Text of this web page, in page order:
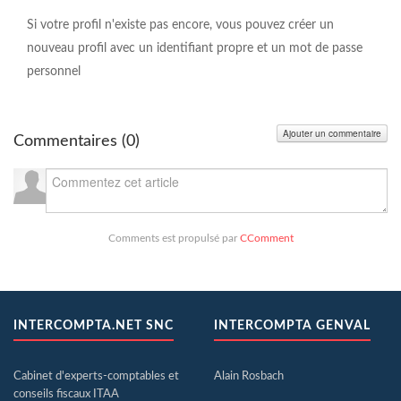
Si votre profil n'existe pas encore, vous pouvez créer un
nouveau profil avec un identifiant propre et un mot de passe
personnel
Commentaires (0) Ajouter un commentaire
Comments est propulsé par CComment
INTERCOMPTA.NET SNC
Cabinet d'experts-comptables et
conseils fiscaux ITAA
INTERCOMPTA GENVAL
Alain Rosbach